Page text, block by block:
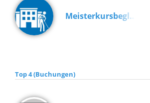
Meisterkursbegl…
Top 4 (Buchungen)